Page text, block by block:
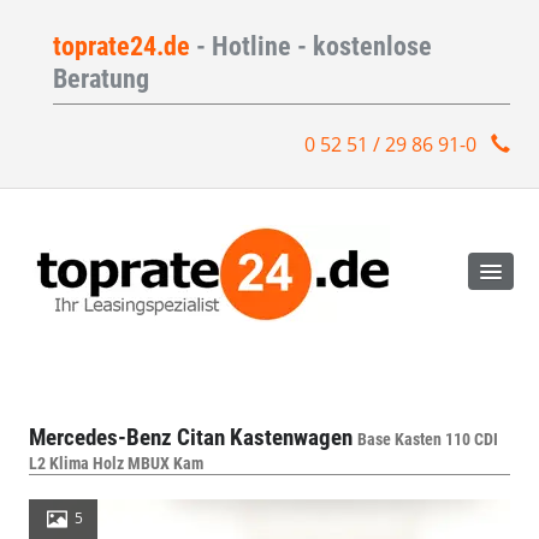
toprate24.de - Hotline - kostenlose
Beratung
0 52 51 / 29 86 91-0
Mercedes-Benz Citan Kastenwagen Base Kasten 110 CDI
L2 Klima Holz MBUX Kam
5